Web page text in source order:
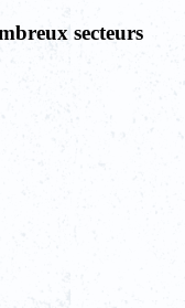
secteurs